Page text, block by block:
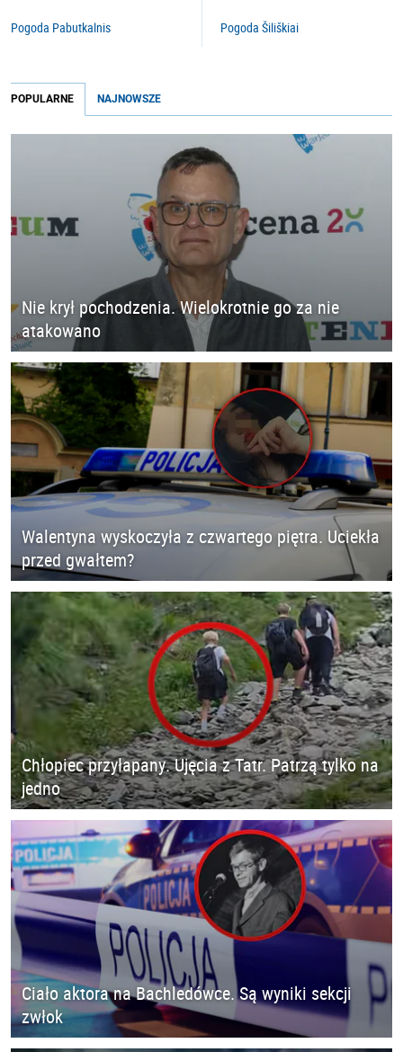
Pogoda Pabutkalnis Pogoda Šiliškiai
POPULARNE NAJNOWSZE
Nie krył pochodzenia. Wielokrotnie go za nie
atakowano
Walentyna wyskoczyła z czwartego piętra. Uciekła
przed gwałtem?
Chłopiec przyłapany. Ujęcia z Tatr. Patrzą tylko na
jedno
Ciało aktora na Bachledówce. Są wyniki sekcji
zwłok